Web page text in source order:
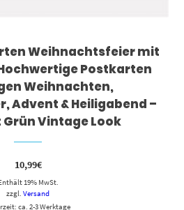
Weihnachtsfeier mit
Postkarten
Weihnachten,
Advent & Heiligabend –
Vintage Look
10,99€
19% MwSt.
zzgl. Versand
ca. 2-3 Werktage